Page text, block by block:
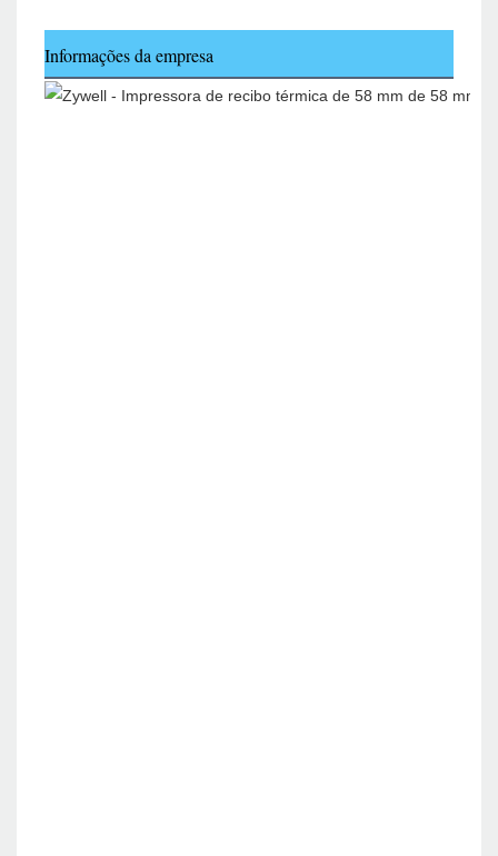
Informações da empresa